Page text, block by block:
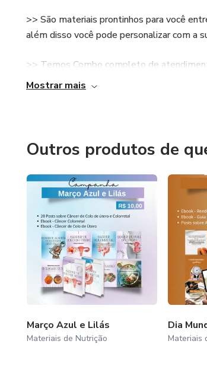
>> São materiais prontinhos para você
além disso você pode personalizar com a
>> Temos Combo completo de
Mostrar mais
Outros produtos de
Março Azul e Lilás
Materiais de Nutrição
Dia
Materiais